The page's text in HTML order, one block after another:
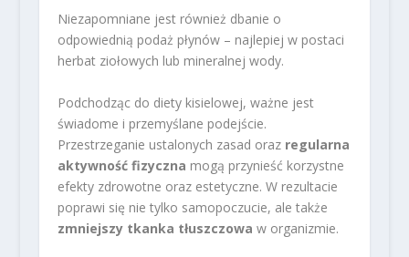
Niezapomniane jest również dbanie o
odpowiednią podaż płynów – najlepiej w postaci
herbat ziołowych lub mineralnej wody.
Podchodząc do diety kisielowej, ważne jest
świadome i przemyślane podejście.
Przestrzeganie ustalonych zasad oraz regularna
aktywność fizyczna mogą przynieść korzystne
efekty zdrowotne oraz estetyczne. W rezultacie
poprawi się nie tylko samopoczucie, ale także
zmniejszy tkanka tłuszczowa w organizmie.